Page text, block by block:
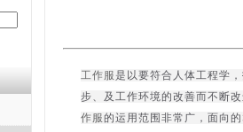
工作服是以要符合人体工程学
步、及工作环境的改善而不断
作服的运用范围非常广，面向